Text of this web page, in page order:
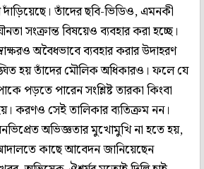
তাঁদের ছবি-ভিডিও, এমনকী
সংক্রান্ত বিষয়েও ব্যবহার করা হচ্ছে।
অবৈধভাবে ব্যবহার করার উদাহরণ
হয় তাঁদের মৌলিক অধিকারও। ফলে যে
পড়তে পারেন সংশ্লিষ্ট তারকা কিংবা
করণও সেই তালিকার ব্যতিক্রম নন।
অভিজ্ঞতার মুখোমুখি না হতে হয়,
কাছে আবেদন জানিয়েছেন